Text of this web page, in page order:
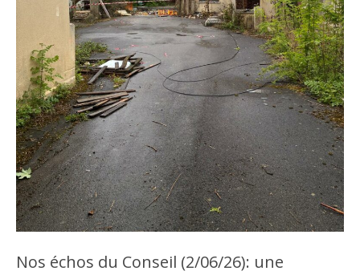
Nos échos du Conseil (2/06/26): une